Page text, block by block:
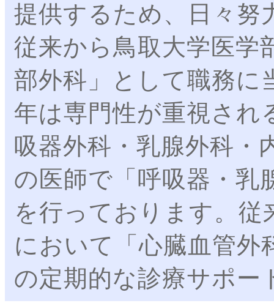
提供するため、日々努
従来から鳥取大学医学
部外科」として職務に
年は専門性が重視され
吸器外科・乳腺外科・
の医師で「呼吸器・乳
を行っております。従
において「心臓血管外
の定期的な診療サポー